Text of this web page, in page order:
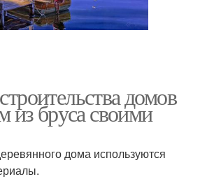
домов
из бруса своими
дома используются